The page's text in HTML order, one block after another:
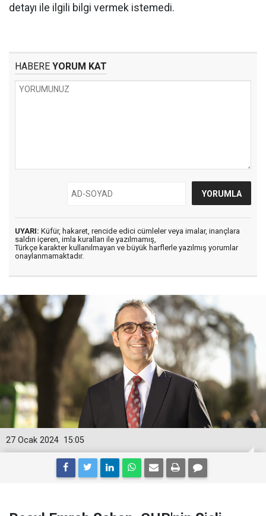
detayı ile ilgili bilgi vermek istemedi.
HABERE YORUM KAT
UYARI: Küfür, hakaret, rencide edici cümleler veya imalar, inançlara
saldırı içeren, imla kuralları ile yazılmamış,
Türkçe karakter kullanılmayan ve büyük harflerle yazılmış yorumlar
onaylanmamaktadır.
15:05
27 Ocak 2024